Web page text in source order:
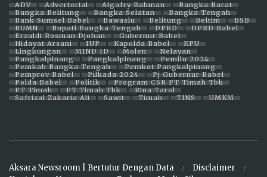
ADV Advertorial Algafry Rahman
Bangka Barat
Bangka Belitung
Bangka Selatan
Bangka Tengah
Bank Sumsel Babel
Bawaslu Belitung Beltim
BSB
BUMN
Bupati Bangka Tengah DPRD
DPRD Babel
Erzaldi Rosman Djohan
Gubernur Babel
Hidayat Arsani
IUP Kapolda Babel
KPU
Lingkungan
MIND ID Molen
Nelayan
Pangkalpinang
Pangkalpinang
Pemilu 2024
Pemkab Bangka Tengah
Pemkot Pangkalpinang
Pemprov Babel
Pilkada 2024
Pj Gubernur Babel
Polda Babel
Politik
Program CSR PT Timah Tbk
PT Timah
PT Timah Tbk
Rina Tarol
Safrizal Zakaria Ali
Sawit Timah TINS UMKM
Aksara Newsroom | Bertutur Dengan Data
Disclaimer